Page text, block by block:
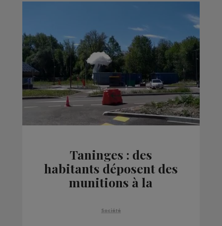
Taninges : des
habitants déposent des
munitions à la
démineurs sont appelés
Société